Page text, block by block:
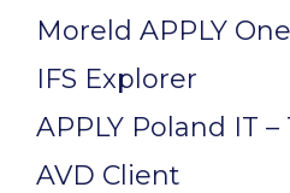
Moreld APPLY
IFS Explorer
APPLY Poland IT
AVD Client